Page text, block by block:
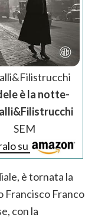
è la notte-
SEM
su
è tornata la
Francisco Franco
con la